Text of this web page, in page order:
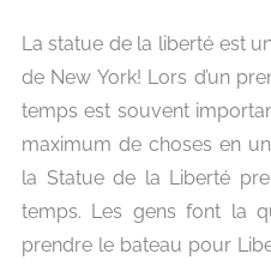
La statue de la liberté est
de New York! Lors d’un
temps est souvent
maximum de choses en
la Statue de la Liberté
temps. Les gens font la
prendre le bateau pour